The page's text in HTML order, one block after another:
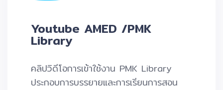
Youtube AMED /PMK
Library
คลิปวิดีโอการเข้าใช้งาน PMK Library
ประกอบการบรรยายและการเรียนการสอน